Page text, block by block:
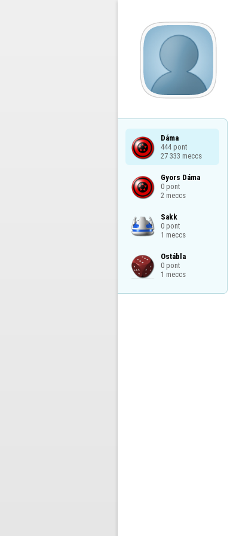
Dáma
444 pont
27 333 meccs
Gyors Dáma
0 pont
2 meccs
Sakk
0 pont
1 meccs
Ostábla
0 pont
1 meccs